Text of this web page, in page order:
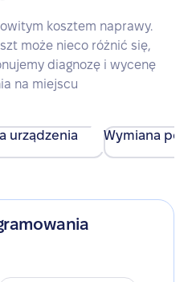
kosztem naprawy.
może nieco różnić się,
diagnozę i wycenę
na miejscu
urządzenia Wymiana